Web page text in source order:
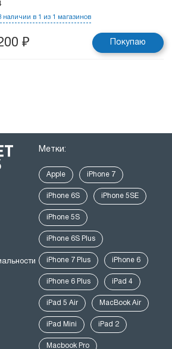
наличии в 1 из 1 магазинов
₽ Покупаю
Метки:
Apple iPhone 7
iPhone 6S iPhone 5SE
iPhone 5S
iPhone 6S Plus
iPhone 7 Plus iPhone 6
iPhone 6 Plus iPad 4
iPad 5 Air MacBook Air
iPad Mini iPad 2
Macbook Pro